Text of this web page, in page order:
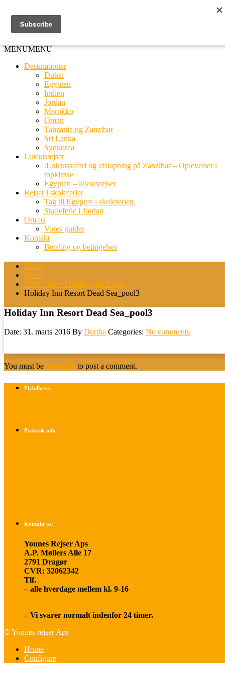
MENUMENU
Destinationer
Dubai
Egypten
Indien
Jordan
Marokko
Oman
Tanzania og Zanzibar
Sri Lanka
Sydkorea
Luksusrejser
:Luksussafari og afslapning på Zanzibar – Oplevelser i
topklasse
Egypten – luksusrejser
Rejser i skoleferier
Tag til Egypten i skoleferien.
Skoleferie i Jordan
Om os
Vores guider
Kontakt
Betaling og betingelser
Home
Medie
Døde Hav – Holiday Inn Resort
Holiday Inn Resort Dead Sea_pool3
Holiday Inn Resort Dead Sea_pool3
Date: 31. marts 2016 By Dorthe Categories: No comments
You must be logged in to post a comment.
Flybilletter
Praktisk info
Kontakt os:
Younes Rejser Aps
A.P. Møllers Alle 17
2791 Dragør
CVR: 32062342
Tlf.
– alle hverdage mellem kl. 9-16
– Vi svarer normalt indenfor 24 timer.
© Younes rejser Aps
Home
Configure